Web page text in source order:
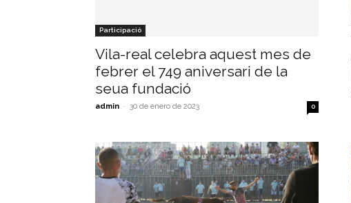
Participació
Vila-real celebra aquest mes de
febrer el 749 aniversari de la
seua fundació
admin - 30 de enero de 2023 0